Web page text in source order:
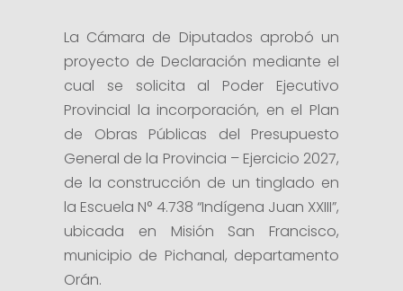
La Cámara de Diputados aprobó un
proyecto de Declaración mediante el
cual se solicita al Poder Ejecutivo
Provincial la incorporación, en el Plan
de Obras Públicas del Presupuesto
General de la Provincia – Ejercicio 2027,
de la construcción de un tinglado en
la Escuela N° 4.738 “Indígena Juan XXIII”,
ubicada en Misión San Francisco,
municipio de Pichanal, departamento
Orán.